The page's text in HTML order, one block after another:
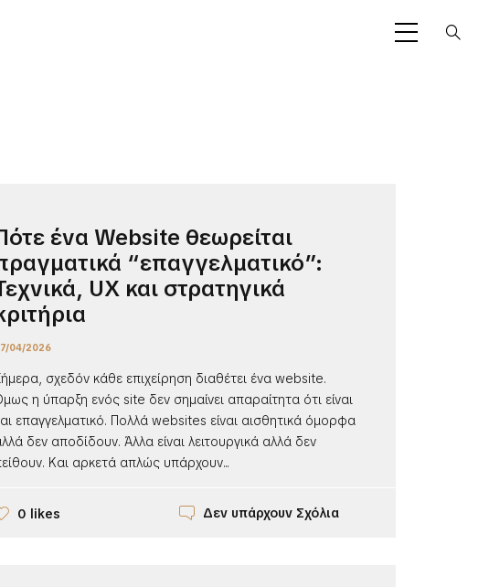
ένα Website θεωρείται
“επαγγελματικό”:
UX και στρατηγικά
04/2026
σχεδόν κάθε επιχείρηση διαθέτει ένα website.
η ύπαρξη ενός site δεν σημαίνει απαραίτητα ότι είναι
επαγγελματικό. Πολλά websites είναι αισθητικά όμορφα
δεν αποδίδουν. Άλλα είναι λειτουργικά αλλά δεν
Και αρκετά απλώς υπάρχουν...
0 likes Δεν υπάρχουν Σχόλια